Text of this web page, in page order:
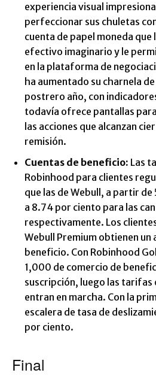
experiencia visual
perfeccionar sus chuletas
cuenta de papel moneda que
efectivo imaginario y le
en la plataforma de
ha aumentado su charnela
postrero año, con
todavía ofrece pantallas
las acciones que alcanzan
remisión.
Cuentas de beneficio: Las
Robinhood para clientes
que las de Webull, a partir
a 8.74 por ciento para las
respectivamente. Los
Webull Premium obtienen un
beneficio. Con Robinhood
1,000 de comercio de
suscripción, luego las tarifas
entran en marcha. Con la
escalera de tasa de
por ciento.
Final